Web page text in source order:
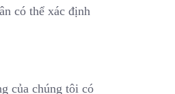
có thể xác định
của chúng tôi có